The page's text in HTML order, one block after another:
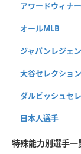
アワードウィナ
オールMLB
ジャパンレジェ
大谷セレクション
ダルビッシュセ
日本人選手
特殊能力別選手一